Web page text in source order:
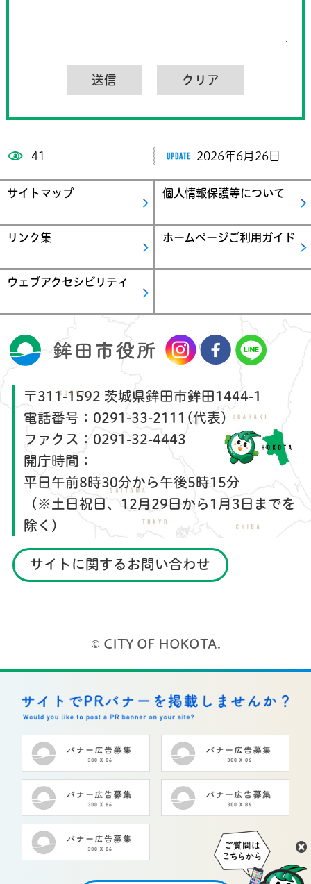
41 2026年6月26日
サイトマップ 個人情報保護等について
リンク集 ホームページご利用ガイド
ウェブアクセシビリティ
〒311-1592 茨城県鉾田市鉾田1444-1
電話番号： 0291-33-2111(代表)
ファクス： 0291-32-4443
開庁時間：
平日午前8時30分から午後5時15分
（※土日祝日、12月29日から1月3日までを
除く）
サイトに関するお問い合わせ
© CITY OF HOKOTA.